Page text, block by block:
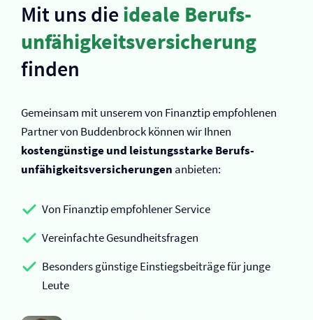
Mit uns die ideale Berufs­
unfähigkeits­versicherung
finden
Gemeinsam mit unserem von Finanztip empfohlenen
Partner von Buddenbrock können wir Ihnen
kostengünstige und leistungsstarke Berufs­
unfähigkeits­versicherungen anbieten:
Von Finanztip empfohlener Service
Vereinfachte Gesundheitsfragen
Besonders günstige Einstiegsbeiträge für junge
Leute